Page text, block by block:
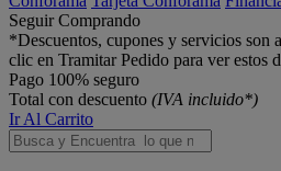
Seguir Comprando
*Descuentos, cupones y servicios son
clic en Tramitar Pedido para ver estos
Pago 100% seguro
Total con descuento (IVA incluido*)
Ir Al Carrito